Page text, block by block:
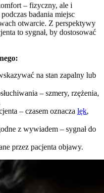
– fizyczny, ale i
badania miejsc
otwarcie. Z perspektywy
to sygnał, by dostosować
na stan zapalny lub
– szmery, rzężenia,
– czasem oznacza lęk,
z wywiadem – sygnał do
przez pacjenta objawy.